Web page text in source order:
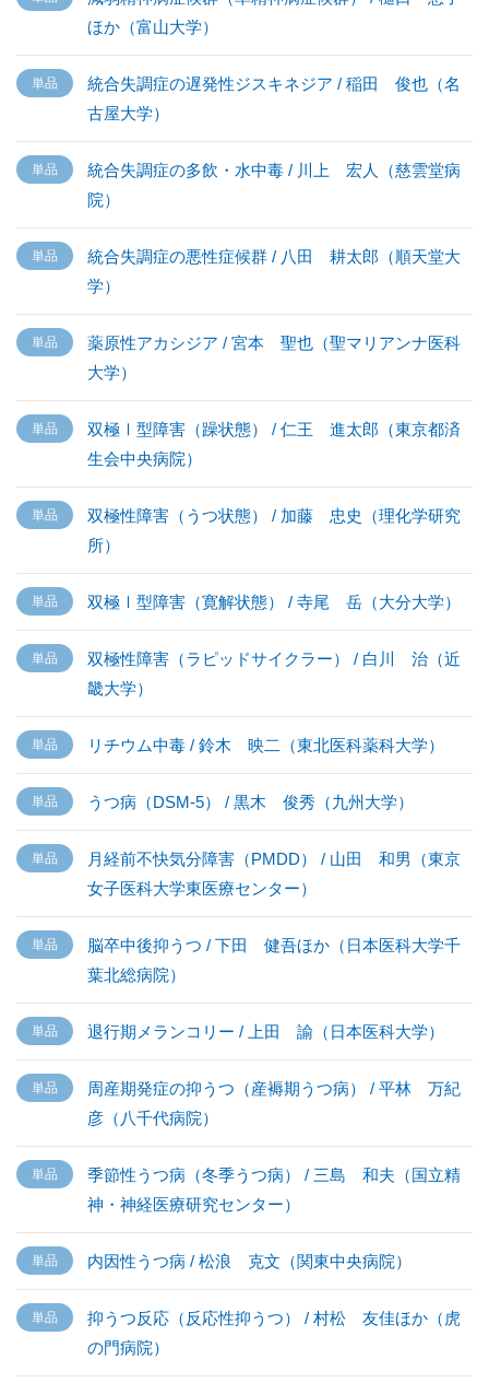
ほか（富山大学）
統合失調症の遅発性ジスキネジア / 稲田 俊也（名
古屋大学）
統合失調症の多飲・水中毒 / 川上 宏人（慈雲堂病
院）
統合失調症の悪性症候群 / 八田 耕太郎（順天堂大
学）
薬原性アカシジア / 宮本 聖也（聖マリアンナ医科
大学）
双極Ⅰ型障害（躁状態） / 仁王 進太郎（東京都済
生会中央病院）
双極性障害（うつ状態） / 加藤 忠史（理化学研究
所）
双極Ⅰ型障害（寛解状態） / 寺尾 岳（大分大学）
双極性障害（ラピッドサイクラー） / 白川 治（近
畿大学）
リチウム中毒 / 鈴木 映二（東北医科薬科大学）
うつ病（DSM-5） / 黒木 俊秀（九州大学）
月経前不快気分障害（PMDD） / 山田 和男（東京
女子医科大学東医療センター）
脳卒中後抑うつ / 下田 健吾ほか（日本医科大学千
葉北総病院）
退行期メランコリー / 上田 諭（日本医科大学）
周産期発症の抑うつ（産褥期うつ病） / 平林 万紀
彦（八千代病院）
季節性うつ病（冬季うつ病） / 三島 和夫（国立精
神・神経医療研究センター）
内因性うつ病 / 松浪 克文（関東中央病院）
抑うつ反応（反応性抑うつ） / 村松 友佳ほか（虎
の門病院）